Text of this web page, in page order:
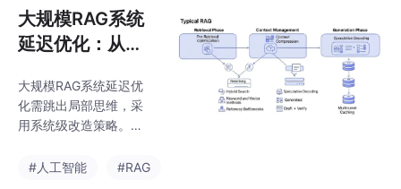
ngGraph作为底层运行
时引擎，专为复杂、有
状态、多智能体协作的
者可根据任务复杂度选
择使用，实现从概念验
证到生产部署的平滑过
大规模RAG系统
延迟优化：从局
统级解决方案
大规模RAG系统延迟优
化需跳出局部思维，采
用系统级改造策略。文
案：检索阶段采用多级
#人工智能 #RAG